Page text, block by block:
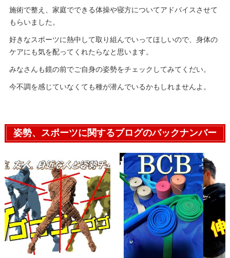
施術で整え、家庭でできる体操や寝方についてアドバイスさせて
もらいました。
好きなスポーツに熱中して取り組んでいってほしいので、身体の
ケアにも気を配ってくれたらなと思います。
みなさんも鏡の前でご自身の姿勢をチェックしてみてくだい。
今不調を感じていなくても種が潜んでいるかもしれませんよ。
姿勢、スポーツに関するブログのバックナンバー